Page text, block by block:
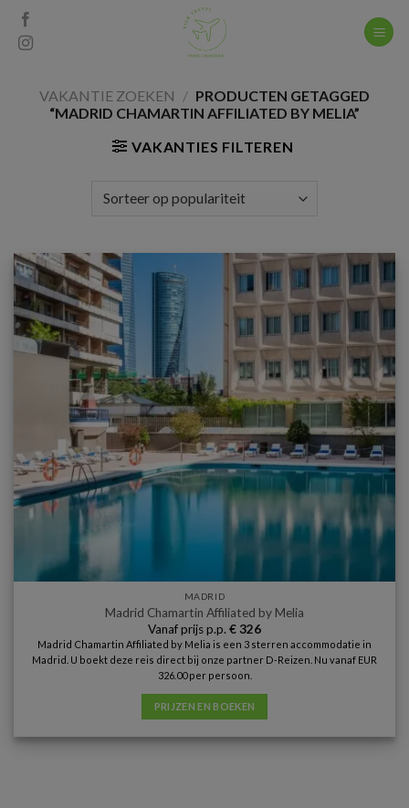
Skip
content
VAKANTIE ZOEKEN / PRODUCTEN GETAGGED
“MADRID CHAMARTIN AFFILIATED BY MELIA”
VAKANTIES FILTEREN
MADRID
Madrid Chamartin Affiliated by Melia
Vanaf prijs p.p. € 326
Madrid Chamartin Affiliated by Melia is een 3 sterren accommodatie in
Madrid. U boekt deze reis direct bij onze partner D-Reizen. Nu vanaf EUR
326.00 per persoon.
PRIJZEN EN BOEKEN